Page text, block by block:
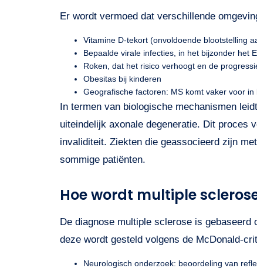
Er wordt vermoed dat verschillende
Vitamine D-tekort (onvoldoende blootstelling
Bepaalde virale infecties, in het bijzonder het
Roken, dat het risico verhoogt en de
Obesitas bij kinderen
Geografische factoren: MS komt vaker voor
In termen van biologische mechanismen
uiteindelijk axonale degeneratie. Dit proces
invaliditeit. Ziekten die geassocieerd zijn
sommige patiënten.
Hoe wordt multiple
De diagnose multiple sclerose is
deze wordt gesteld volgens de McDonald-
Neurologisch onderzoek: beoordeling van